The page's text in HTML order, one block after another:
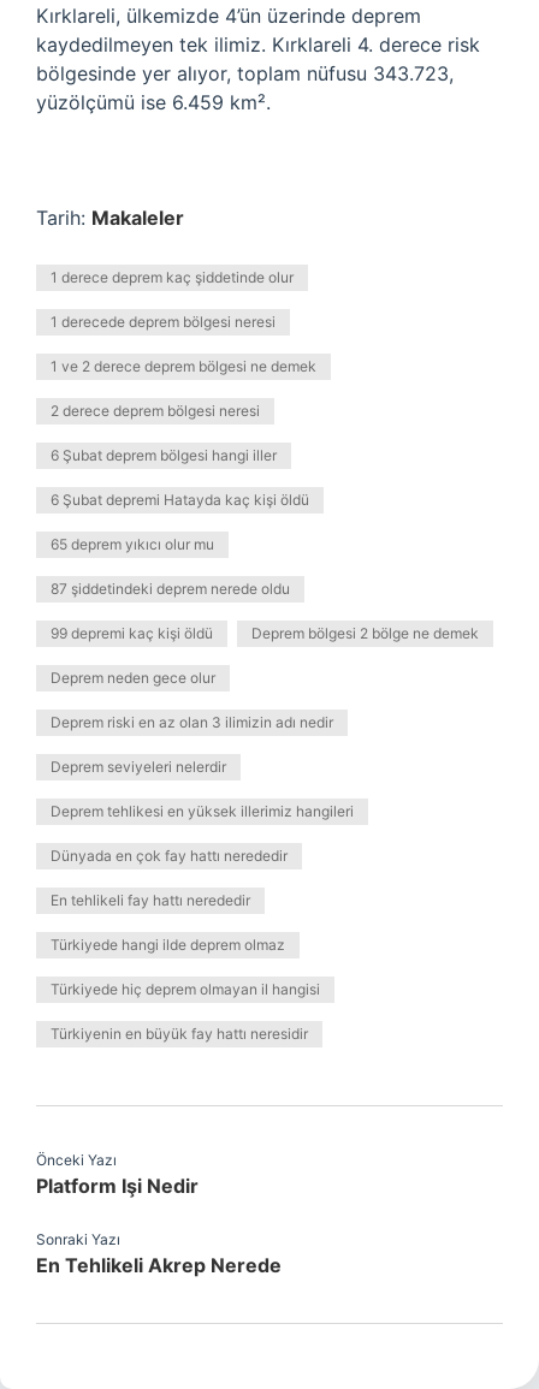
Kırklareli, ülkemizde 4’ün üzerinde deprem
kaydedilmeyen tek ilimiz. Kırklareli 4. derece risk
bölgesinde yer alıyor, toplam nüfusu 343.723,
yüzölçümü ise 6.459 km².
Tarih: Makaleler
1 derece deprem kaç şiddetinde olur
1 derecede deprem bölgesi neresi
1 ve 2 derece deprem bölgesi ne demek
2 derece deprem bölgesi neresi
6 Şubat deprem bölgesi hangi iller
6 Şubat depremi Hatayda kaç kişi öldü
65 deprem yıkıcı olur mu
87 şiddetindeki deprem nerede oldu
99 depremi kaç kişi öldü Deprem bölgesi 2 bölge ne demek
Deprem neden gece olur
Deprem riski en az olan 3 ilimizin adı nedir
Deprem seviyeleri nelerdir
Deprem tehlikesi en yüksek illerimiz hangileri
Dünyada en çok fay hattı nerededir
En tehlikeli fay hattı nerededir
Türkiyede hangi ilde deprem olmaz
Türkiyede hiç deprem olmayan il hangisi
Türkiyenin en büyük fay hattı neresidir
Önceki Yazı
Platform Işi Nedir
Sonraki Yazı
En Tehlikeli Akrep Nerede